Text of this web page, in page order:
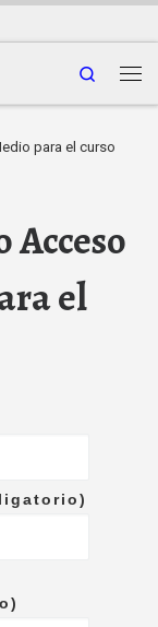
Search
para el curso
el